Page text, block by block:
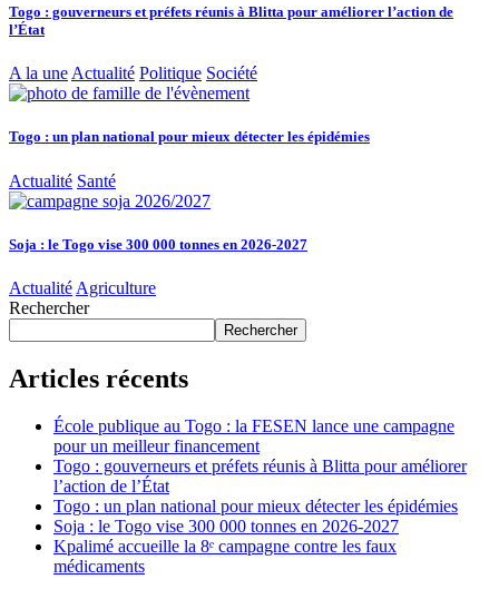
Togo : gouverneurs et préfets réunis à Blitta pour améliorer l’action de
l’État
A la une Actualité Politique Société
Togo : un plan national pour mieux détecter les épidémies
Actualité Santé
Soja : le Togo vise 300 000 tonnes en 2026-2027
Actualité Agriculture
Rechercher
Rechercher
Articles récents
École publique au Togo : la FESEN lance une campagne
pour un meilleur financement
Togo : gouverneurs et préfets réunis à Blitta pour améliorer
l’action de l’État
Togo : un plan national pour mieux détecter les épidémies
Soja : le Togo vise 300 000 tonnes en 2026-2027
Kpalimé accueille la 8ᵉ campagne contre les faux
médicaments